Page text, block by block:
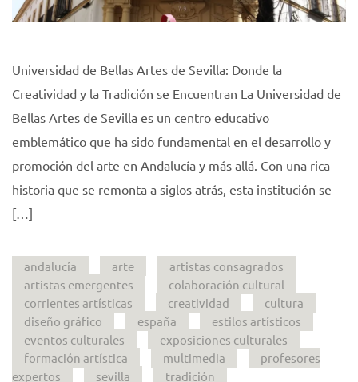
Universidad de Bellas Artes de Sevilla: Donde la
Creatividad y la Tradición se Encuentran La Universidad de
Bellas Artes de Sevilla es un centro educativo
emblemático que ha sido fundamental en el desarrollo y
promoción del arte en Andalucía y más allá. Con una rica
historia que se remonta a siglos atrás, esta institución se
[…]
andalucía arte
artistas consagrados
artistas emergentes
colaboración cultural
corrientes artísticas
creatividad
cultura
diseño gráfico
españa
estilos artísticos
eventos culturales
exposiciones culturales
formación artística
multimedia
profesores
expertos
sevilla tradición